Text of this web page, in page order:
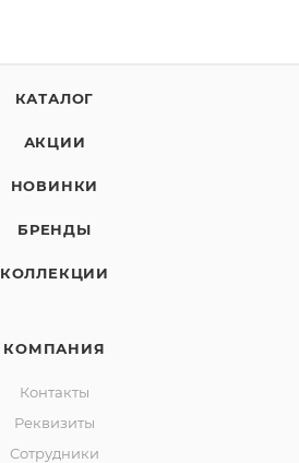
КАТАЛОГ
АКЦИИ
НОВИНКИ
БРЕНДЫ
КОЛЛЕКЦИИ
КОМПАНИЯ
Контакты
Реквизиты
Сотрудники